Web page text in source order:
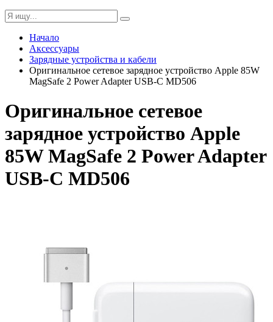
Начало
Аксессуары
Зарядные устройства и кабели
Оригинальное сетевое зарядное устройство Apple 85W
MagSafe 2 Power Adapter USB-C MD506
Оригинальное сетевое
зарядное устройство Apple
85W MagSafe 2 Power Adapter
USB-C MD506